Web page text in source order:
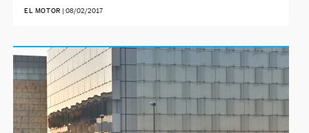
EL MOTOR | 08/02/2017